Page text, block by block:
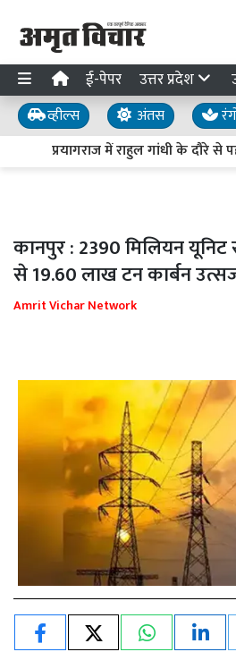
ई-पेपर उत्तर प्रदेश
व्हील्स अंतस
प्रयागराज में राहुल गांधी के दौरे से
कानपुर : 2390 मिलियन यूनिट
से 19.60 लाख टन कार्बन
Amrit Vichar Network